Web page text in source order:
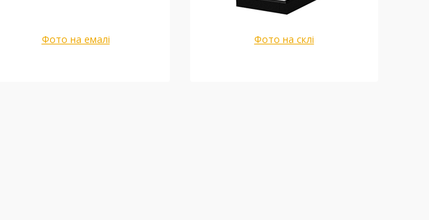
Фото на емалі Фото на склі